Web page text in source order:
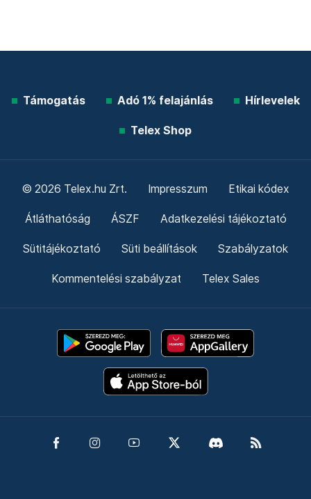
Támogatás Adó 1% felajánlás Hírlevelek
Telex Shop
© 2026 Telex.hu Zrt. Impresszum Etikai kódex
Átláthatóság ÁSZF Adatkezelési tájékoztató
Sütitájékoztató Süti beállítások Szabályzatok
Kommentelési szabályzat Telex Sales